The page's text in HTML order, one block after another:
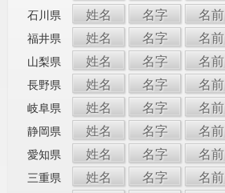
石川県 姓名 名字 名前
福井県 姓名 名字 名前
山梨県 姓名 名字 名前
長野県 姓名 名字 名前
岐阜県 姓名 名字 名前
静岡県 姓名 名字 名前
愛知県 姓名 名字 名前
三重県 姓名 名字 名前